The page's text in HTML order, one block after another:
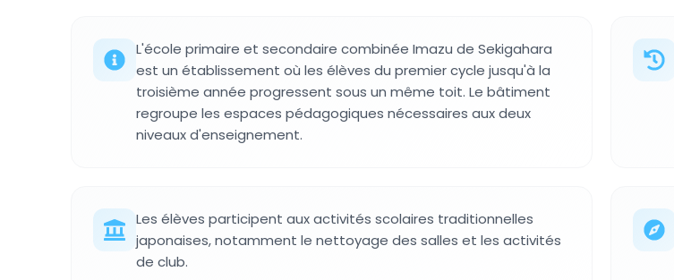
L'école primaire et secondaire combinée Imazu de Sekigahara
est un établissement où les élèves du premier cycle jusqu'à la
troisième année progressent sous un même toit. Le bâtiment
regroupe les espaces pédagogiques nécessaires aux deux
niveaux d'enseignement.
Les élèves participent aux activités scolaires traditionnelles
japonaises, notamment le nettoyage des salles et les activités
de club.